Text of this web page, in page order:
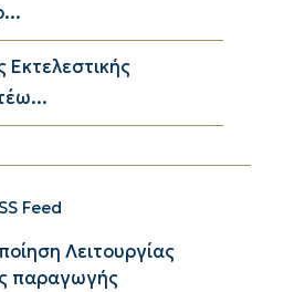
Εκτελεστικής
Feed
Λειτουργίας
παραγωγής